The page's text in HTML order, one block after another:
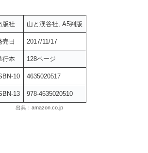
版社 山と渓谷社; A5判版
売日 2017/11/17
行本 128ページ
10 4635020517
13 978-4635020510
出典：amazon.co.jp